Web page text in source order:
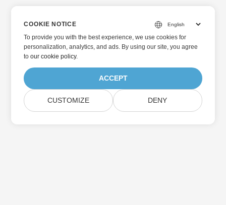
COOKIE NOTICE
To provide you with the best experience, we use cookies for
personalization, analytics, and ads. By using our site, you agree
toour cookie policy.
ACCEPT
CUSTOMIZE DENY